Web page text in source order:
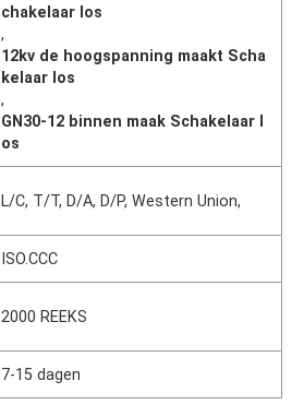
chakelaar los
,
12kv de hoogspanning maakt Scha
kelaar los
,
GN30-12 binnen maak Schakelaar l
os
L/C, T/T, D/A, D/P, Western Union,
ISO.CCC
2000 REEKS
7-15 dagen